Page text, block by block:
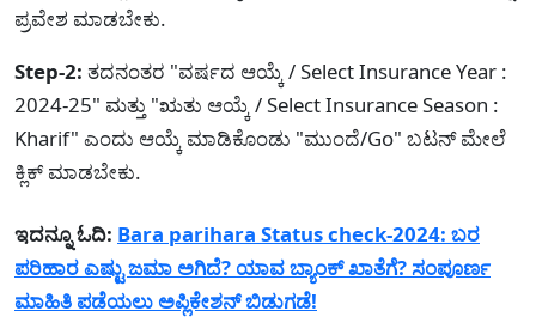
ಪ್ರವೇಶ ಮಾಡಬೇಕು.
Step-2: ತದನಂತರ "ವರ್ಷದ ಆಯ್ಕೆ / Select Insurance Year :
2024-25" ಮತ್ತು "ಋತು ಆಯ್ಕೆ / Select Insurance Season :
Kharif" ಎಂದು ಆಯ್ಕೆ ಮಾಡಿಕೊಂಡು "ಮುಂದೆ/Go" ಬಟನ್ ಮೇಲೆ
ಕ್ಲಿಕ್ ಮಾಡಬೇಕು.
ಇದನ್ನೂ ಓದಿ: Bara parihara Status check-2024: ಬರ
ಪರಿಹಾರ ಎಷ್ಟು ಜಮಾ ಅಗಿದೆ? ಯಾವ ಬ್ಯಾಂಕ್ ಖಾತೆಗೆ? ಸಂಪೂರ್ಣ
ಮಾಹಿತಿ ಪಡೆಯಲು ಅಪ್ಲಿಕೇಶನ್ ಬಿಡುಗಡೆ!